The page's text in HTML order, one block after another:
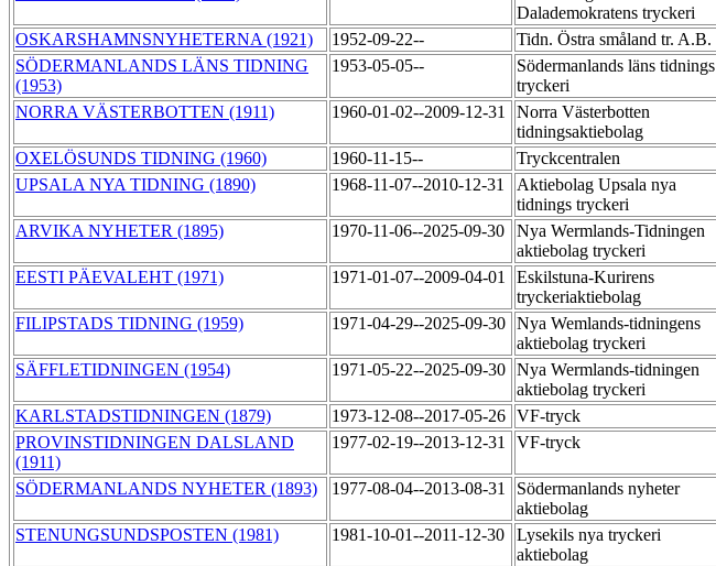
Dalademokratens tryckeri
OSKARSHAMNSNYHETERNA (1921) 1952-09-22-- Tidn. Östra småland tr. A.B.
SÖDERMANLANDS LÄNS TIDNING
(1953)
1953-05-05--
Södermanlands läns tidnings
tryckeri
NORRA VÄSTERBOTTEN (1911) 1960-01-02--2009-12-31
Norra Västerbotten
tidningsaktiebolag
OXELÖSUNDS TIDNING (1960) 1960-11-15-- Tryckcentralen
UPSALA NYA TIDNING (1890) 1968-11-07--2010-12-31
Aktiebolag Upsala nya
tidnings tryckeri
ARVIKA NYHETER (1895) 1970-11-06--2025-09-30
Nya Wermlands-Tidningen
aktiebolag tryckeri
EESTI PÄEVALEHT (1971) 1971-01-07--2009-04-01
Eskilstuna-Kurirens
tryckeriaktiebolag
FILIPSTADS TIDNING (1959) 1971-04-29--2025-09-30 Nya Wemlands-tidningens
aktiebolag tryckeri
SÄFFLETIDNINGEN (1954) 1971-05-22--2025-09-30 Nya Wermlands-tidningen
aktiebolag tryckeri
KARLSTADSTIDNINGEN (1879) 1973-12-08--2017-05-26 VF-tryck
PROVINSTIDNINGEN DALSLAND
(1911)
1977-02-19--2013-12-31 VF-tryck
SÖDERMANLANDS NYHETER (1893) 1977-08-04--2013-08-31
Södermanlands nyheter
aktiebolag
STENUNGSUNDSPOSTEN (1981) 1981-10-01--2011-12-30
Lysekils nya tryckeri
aktiebolag